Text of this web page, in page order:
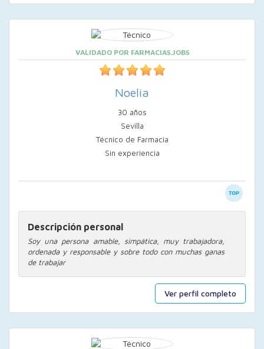
Ver perfil completo
VALIDADO POR FARMACIAS.JOBS
Noelia
30 años
Sevilla
Técnico de Farmacia
Sin experiencia
Descripción personal
Soy una persona amable, simpática, muy trabajadora,
ordenada y responsable y sobre todo con muchas ganas
de trabajar